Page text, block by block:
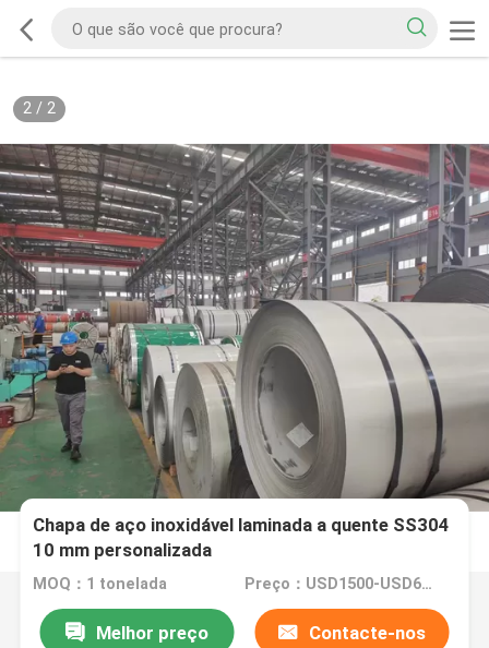
2/ 2
Chapa de aço inoxidável laminada a quente SS304
10 mm personalizada
MOQ：1 tonelada Preço：USD1500-USD6000
Melhor preço Contacte-nos